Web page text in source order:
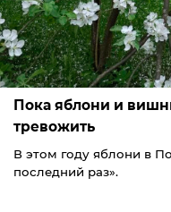
Пока яблони и
тревожить
В этом году яблони в
последний раз».